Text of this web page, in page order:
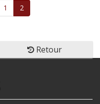
1 2
Retour